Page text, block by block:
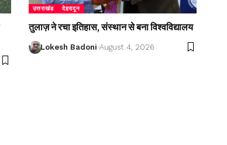
उत्तराखंड देहरादून
तुलाज़ ने रचा इतिहास, संस्थान से बना विश्वविद्यालय
Lokesh Badoni August 4, 2026